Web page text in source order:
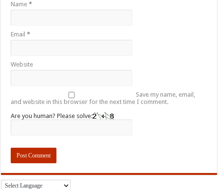
Name*
Email*
Website
Save my name, email,
and website in this browser for the next time I comment.
Are you human? Please solve: